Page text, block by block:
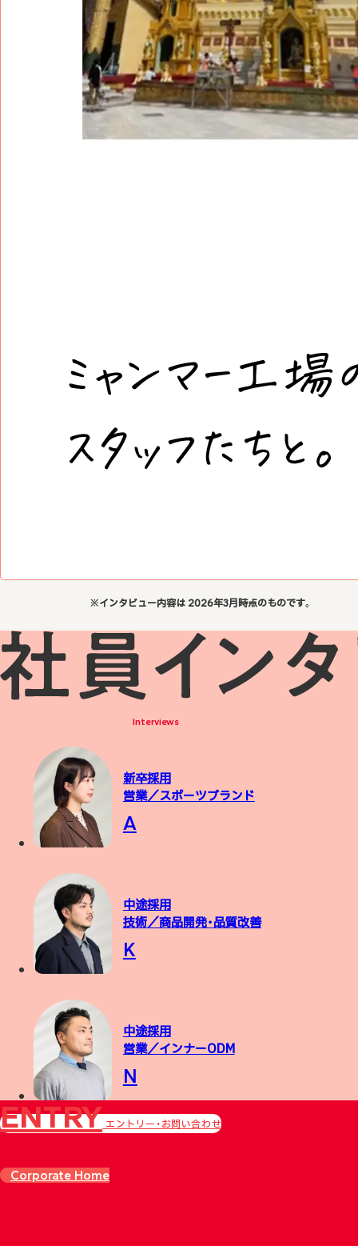
※インタビュー内容は 2026年3月時点のものです。
Interviews
新卒採用
営業／スポーツブランド
A
中途採用
技術／商品開発・品質改善
K
中途採用
営業／インナーODM
N
ENTRY エントリー・お問い合わせ
Corporate Home